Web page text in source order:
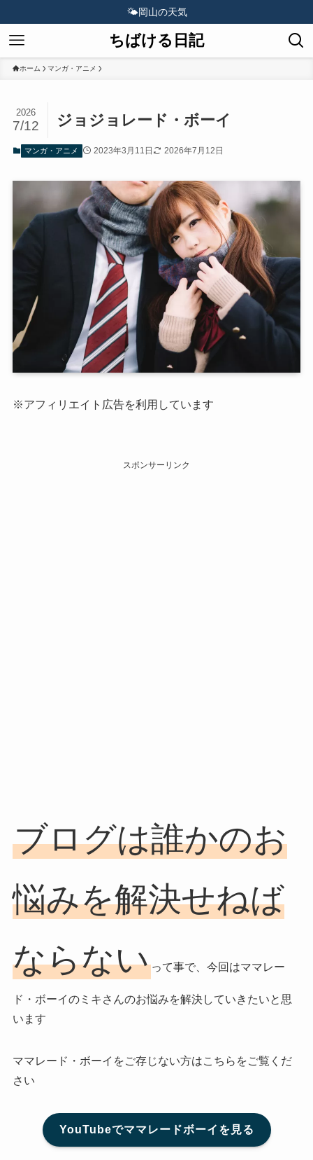
🌤️岡山の天気
ちばける日記
ホーム マンガ・アニメ
ジョジョレード・ボーイ
2026
7/12
マンガ・アニメ 2023年3月11日 2026年7月12日
※アフィリエイト広告を利用しています
スポンサーリンク
ブログは誰かのお
悩みを解決せねば
ならないって事で、今回はママレー
ド・ボーイのミキさんのお悩みを解決していきたいと思
います
ママレード・ボーイをご存じない方はこちらをご覧くだ
さい
YouTubeでママレードボーイを見る